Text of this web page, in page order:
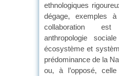
ethnologiques
dégage, exemples à
collaboration
anthropologie
écosystème et
prédominance de la
ou, à l’opposé,